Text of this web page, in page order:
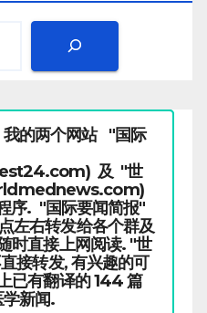
我的两个网站 "国际
及 "世
序. "国际要闻简报"
左右转发给各个群及
时直接上网阅读. "世
接转发, 有兴趣的可
已有翻译的 144 篇
新闻.